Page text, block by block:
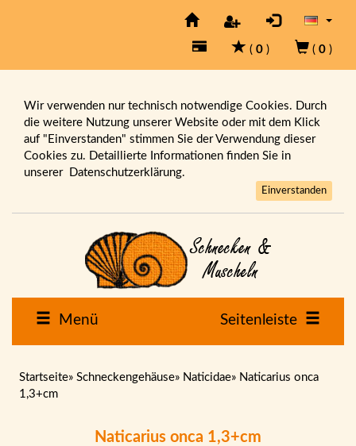
( 0 ) ( 0 )
Wir verwenden nur technisch notwendige Cookies. Durch
die weitere Nutzung unserer Website oder mit dem Klick
auf "Einverstanden" stimmen Sie der Verwendung dieser
Cookies zu. Detaillierte Informationen finden Sie in
unserer Datenschutzerklärung.
Einverstanden
Menü Seitenleiste
Startseite» Schneckengehäuse» Naticidae» Naticarius onca
1,3+cm
Naticarius onca 1,3+cm